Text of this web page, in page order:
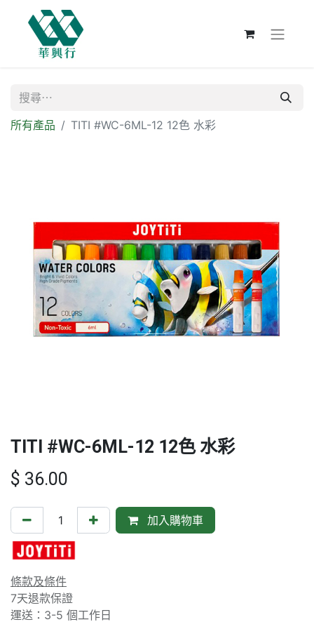
所有產品 TITI #WC-6ML-12 12色 水彩
TITI #WC-6ML-12 12色 水彩
$ 36.00
加入購物車
條款及條件
7天退款保證
運送：3-5 個工作日